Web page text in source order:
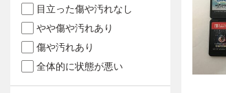
目立った傷や汚れなし
やや傷や汚れあり
傷や汚れあり
全体的に状態が悪い